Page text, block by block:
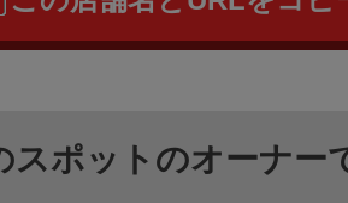
スポットのオーナー